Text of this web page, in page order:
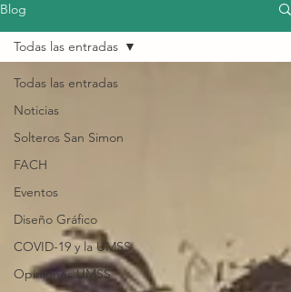
Blog
Todas las entradas
Noticias
Solteros San Simon
FACH
Eventos
Diseño Gráfico
COVID-19 y la UMSS
Opiniones UMSS
Todas las entradas